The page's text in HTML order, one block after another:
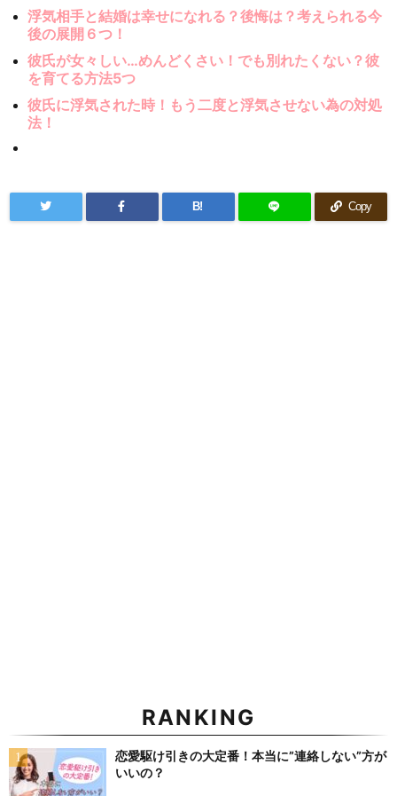
浮気相手と結婚は幸せになれる？後悔は？考えられる今
後の展開６つ！
彼氏が女々しい…めんどくさい！でも別れたくない？彼
を育てる方法5つ
彼氏に浮気された時！もう二度と浮気させない為の対処
法！
B! Copy
RANKING
恋愛駆け引きの大定番！本当に”連絡しない”方が
いいの？